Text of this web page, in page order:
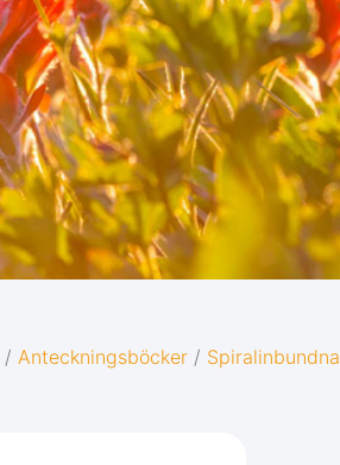
/ Anteckningsböcker / Spiralinbundna